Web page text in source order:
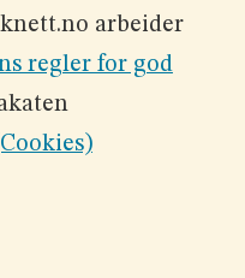
arbeider
regler for god